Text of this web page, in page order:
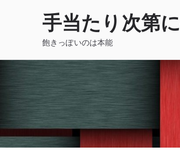
手当たり次第
飽きっぽいのは本能